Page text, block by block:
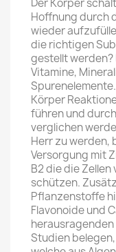
Der Körper
Hoffnung durch
wieder
die richtigen
gestellt werden?
Vitamine,
Körper
führen und
verglichen
Herr zu werden,
Versorgung mit
B2 die die
schützen.
Pflanzenstoffe
Flavonoide und
Studien